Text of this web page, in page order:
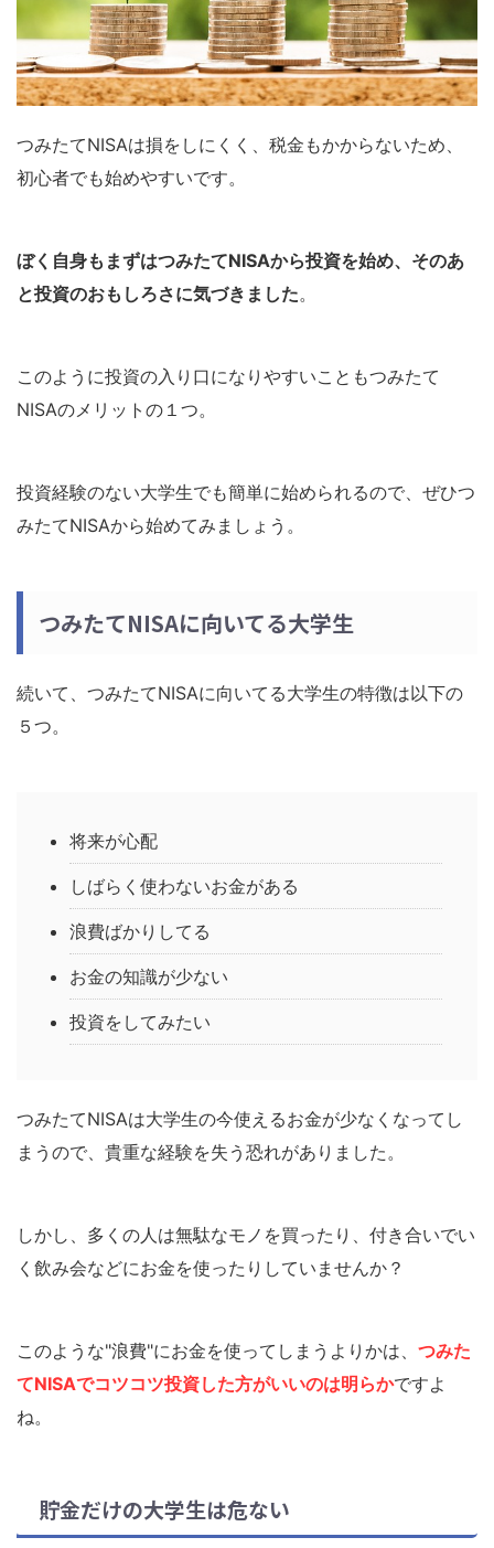
つみたてNISAは損をしにくく、税金もかからないため、
初心者でも始めやすいです。
ぼく自身もまずはつみたてNISAから投資を始め、そのあ
と投資のおもしろさに気づきました。
このように投資の入り口になりやすいこともつみたて
NISAのメリットの１つ。
投資経験のない大学生でも簡単に始められるので、ぜひつ
みたてNISAから始めてみましょう。
つみたてNISAに向いてる大学生
続いて、つみたてNISAに向いてる大学生の特徴は以下の
５つ。
将来が心配
しばらく使わないお金がある
浪費ばかりしてる
お金の知識が少ない
投資をしてみたい
つみたてNISAは大学生の今使えるお金が少なくなってし
まうので、貴重な経験を失う恐れがありました。
しかし、多くの人は無駄なモノを買ったり、付き合いでい
く飲み会などにお金を使ったりしていませんか？
このような"浪費"にお金を使ってしまうよりかは、 つみた
てNISAでコツコツ投資した方がいいのは明らかですよ
ね。
貯金だけの大学生は危ない